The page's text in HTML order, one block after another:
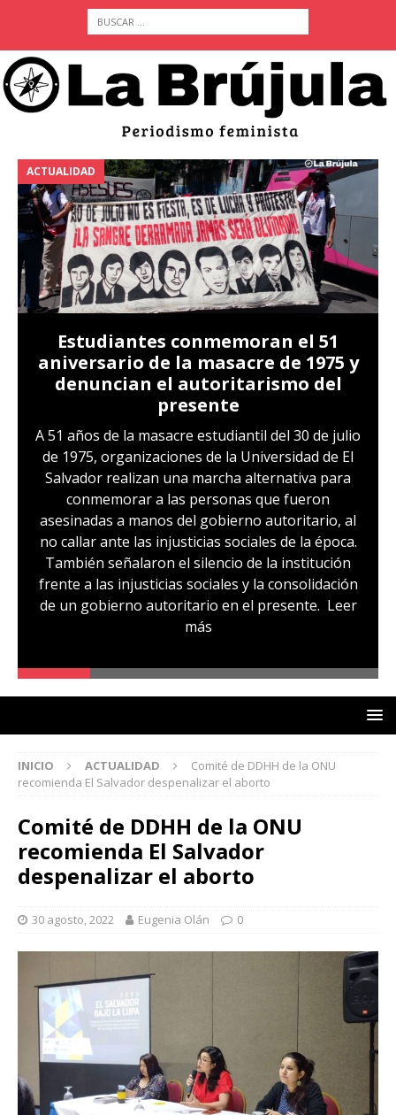
ACTUALIDAD
Estudiantes conmemoran el 51
aniversario de la masacre de 1975 y
denuncian el autoritarismo del
presente
A 51 años de la masacre estudiantil del 30 de julio
de 1975, organizaciones de la Universidad de El
Salvador realizan una marcha alternativa para
conmemorar a las personas que fueron
asesinadas a manos del gobierno autoritario, al
no callar ante las injusticias sociales de la época.
También señalaron el silencio de la institución
frente a las injusticias sociales y la consolidación
de un gobierno autoritario en el presente. Leer
más
INICIO ACTUALIDAD
Comité de DDHH de la ONU
recomienda El Salvador despenalizar el aborto
Comité de DDHH de la ONU
recomienda El Salvador
despenalizar el aborto
30 agosto, 2022 Eugenia Olán 0